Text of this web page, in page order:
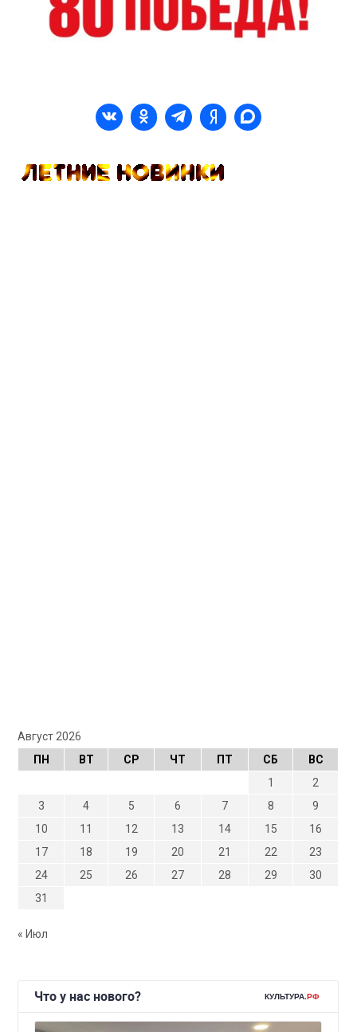
Август 2026
ПН
ВТ СР ЧТ ПТ СБ
ВС
1
2
3
4 5 6 7 8
9
10
11 12 13 14 15
16
17
18 19 20 21 22
23
24
25 26 27 28 29
30
31
« Июл